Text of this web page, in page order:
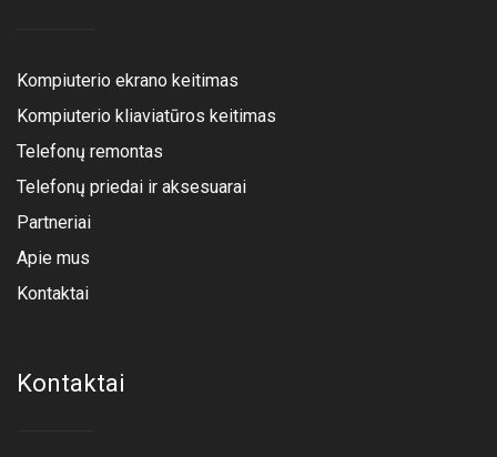
Kompiuterio ekrano keitimas
Kompiuterio kliaviatūros keitimas
Telefonų remontas
Telefonų priedai ir aksesuarai
Partneriai
Apie mus
Kontaktai
Kontaktai